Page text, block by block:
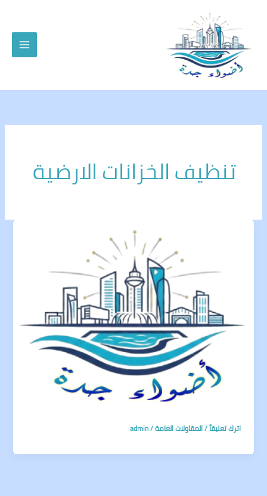
المحتوى
تنظيف الخزانات الارضية
اترك تعليقاً/المقاولات العامة/
admin